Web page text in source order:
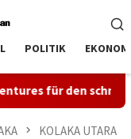
POLITIK
für den schnelllebigen
KOLAKA UTARA